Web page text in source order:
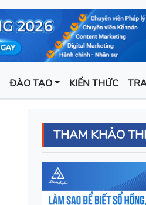
ĐÀO TẠO KIẾN THỨC
THAM KHẢO